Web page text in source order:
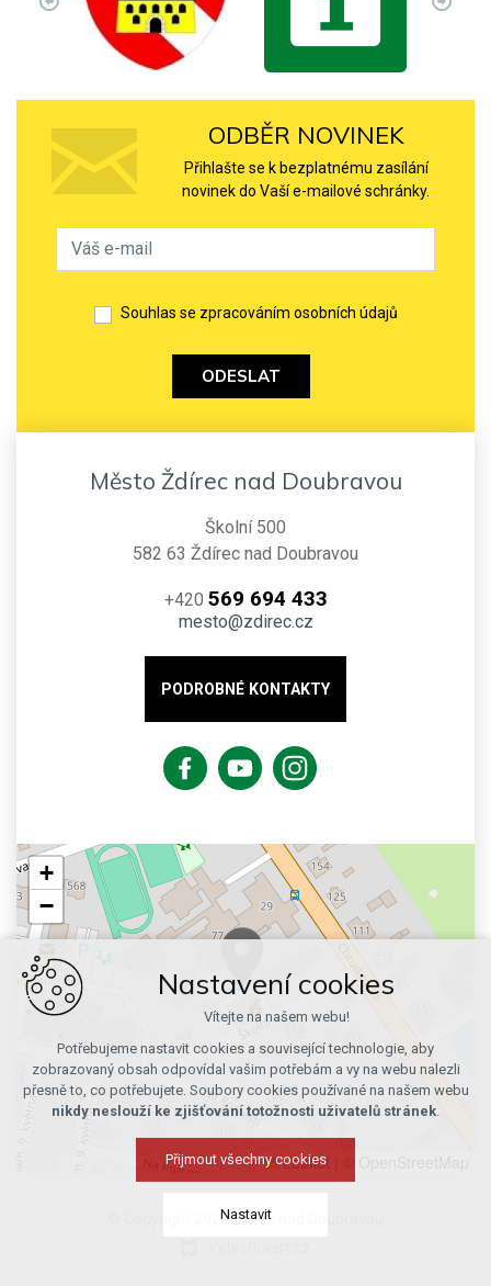
ODBĚR NOVINEK
Přihlašte se k bezplatnému zasílání
novinek do Vaší e-mailové schránky.
Souhlas se zpracováním osobních údajů
ODESLAT
Město Ždírec nad Doubravou
Školní 500
582 63 Ždírec nad Doubravou
+420 569 694 433
mesto@zdirec.cz
PODROBNÉ KONTAKTY
+
−
Leaflet
© Copyright 2026 Ždírec nad Doubravou
Nastavení cookies
Vítejte na našem webu!
Potřebujeme nastavit cookies a související technologie, aby
zobrazovaný obsah odpovídal vašim potřebám a vy na webu nalezli
přesně to, co potřebujete. Soubory cookies používané na našem webu
nikdy neslouží ke zjišťování totožnosti uživatelů stránek.
Přijmout všechny cookies
Nastavit